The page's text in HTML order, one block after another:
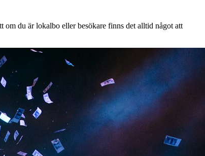
om du är lokalbo eller besökare finns det alltid något att